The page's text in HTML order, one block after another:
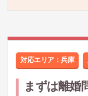
対応エリア：兵庫
まずは離婚